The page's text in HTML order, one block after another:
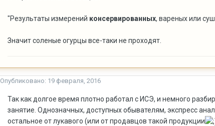
"Результаты измерений консервированных, вареных или
Значит соленые огурцы все-таки не проходят.
Опубликовано: 19 февраля, 2016
Так как долгое время плотно работал с ИСЭ, и немного
занятие. Однозначных, доступных обывателям, экспресс
остальное от лукавого (или от продавцов такой продукции